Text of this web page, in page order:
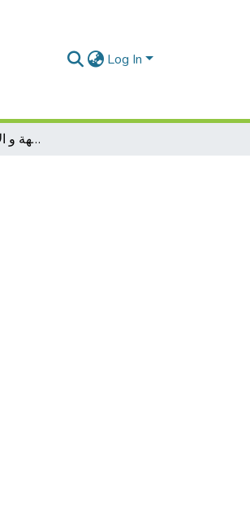
Log In
الإرجاعية و علاقتها بأساليب المواجهة و الإكتئاب لدى العسكريين